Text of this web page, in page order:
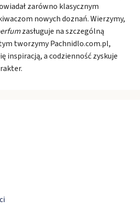
zarówno klasycznym
nowych doznań. Wierzymy,
zasługuje na szczególną
tworzymy Pachnidlo.com.pl,
inspiracją, a codzienność zyskuje